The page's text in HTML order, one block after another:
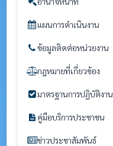
แผนการดำเนินงาน
ข้อมูลติดต่อหน่วยงาน
กฎหมายที่เกี่ยวข้อง
มาตรฐานการปฏิบัติงาน
คู่มือบริการประชาชน
ข่าวประชาสัมพันธ์